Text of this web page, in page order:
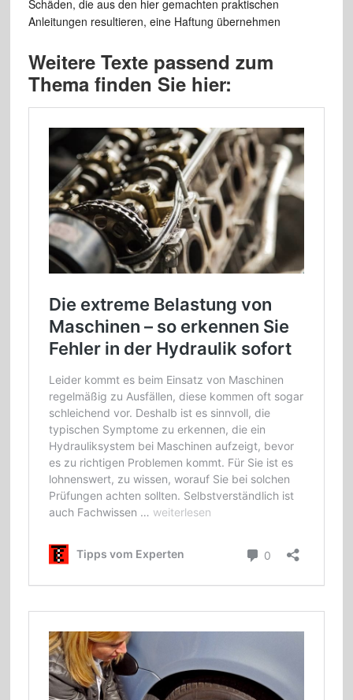
Schäden, die aus den hier gemachten praktischen
Anleitungen resultieren, eine Haftung übernehmen
Weitere Texte passend zum
Thema finden Sie hier: